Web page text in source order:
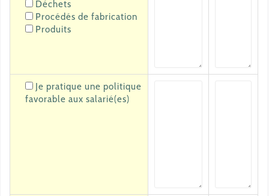
Déchets
Procédés de fabrication
Produits
Je pratique une politique
favorable aux salarié(es)